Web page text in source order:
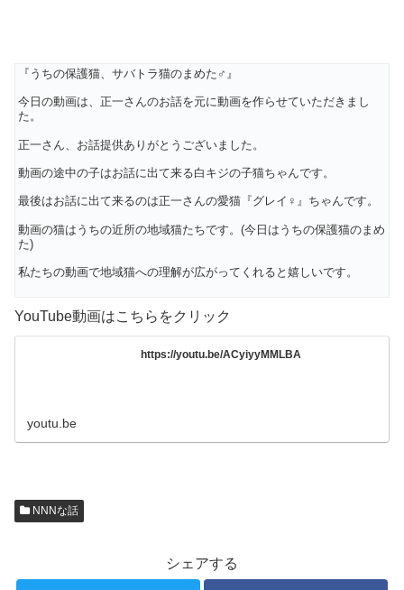
『うちの保護猫、サバトラ猫のまめた♂』
今日の動画は、正一さんのお話を元に動画を作らせていただきまし
た。
正一さん、お話提供ありがとうございました。
動画の途中の子はお話に出て来る白キジの子猫ちゃんです。
最後はお話に出て来るのは正一さんの愛猫『グレイ♀』ちゃんです。
動画の猫はうちの近所の地域猫たちです。(今日はうちの保護猫のまめ
た)
私たちの動画で地域猫への理解が広がってくれると嬉しいです。
YouTube動画はこちらをクリック
https://youtu.be/ACyiyyMMLBA
youtu.be
NNNな話
シェアする